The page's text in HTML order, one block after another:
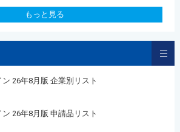
もっと見る
26年8月版 企業別リスト
26年8月版 申請品リスト